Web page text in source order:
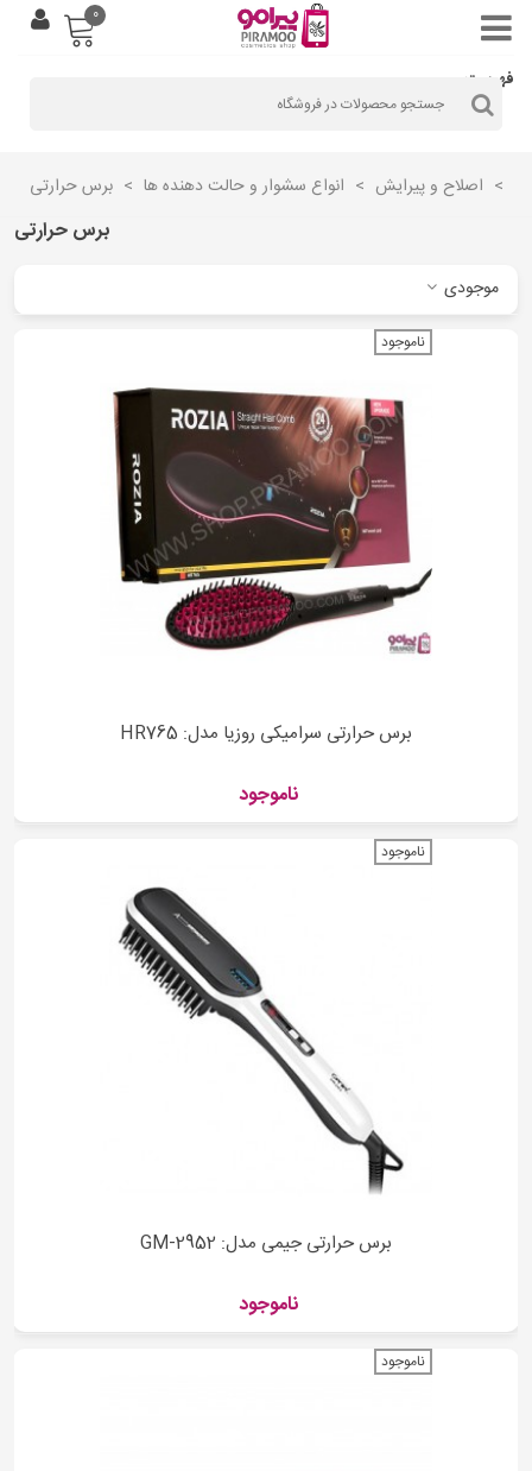
فهرست
0
> اصلاح و پیرایش > انواع سشوار و حالت دهنده ها > برس حرارتی
برس حرارتی
موجودی
ناموجود
برس حرارتی سرامیکی روزیا مدل: HR765
ناموجود
ناموجود
برس حرارتی جیمی مدل: GM-2952
ناموجود
ناموجود